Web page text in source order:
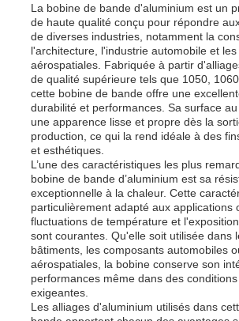
Produits
À propos de nous
Visite de l'usine
Contrôle de qualité
Nous contacter
Nouvelles
La bobine de bande d'aluminium est un
de haute qualité conçu pour répondre
de diverses industries, notamment la
l'architecture, l'industrie automobile et
aérospatiales. Fabriquée à partir
de qualité supérieure tels que 1050,
cette bobine de bande offre une
durabilité et performances. Sa surface
une apparence lisse et propre dès la
production, ce qui la rend idéale à des
et esthétiques.
L’une des caractéristiques les plus
bobine de bande d’aluminium est sa
exceptionnelle à la chaleur. Cette
particulièrement adapté aux applications
fluctuations de température et
sont courantes. Qu'elle soit utilisée dans
bâtiments, les composants automobiles
aérospatiales, la bobine conserve son
performances même dans des
exigeantes.
Les alliages d'aluminium utilisés dans